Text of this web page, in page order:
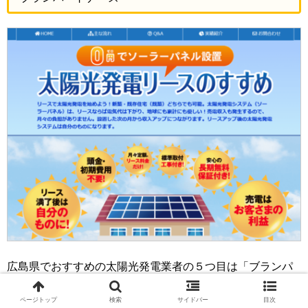
広島県でおすすめの太陽光発電業者の５つ目は「ブランパ
ートナーズ」です。ブランパートナーズは、新築や既存住
宅に太陽光発電システムをリースするサービスを提供して
ページトップ 検索 サイドバー 目次